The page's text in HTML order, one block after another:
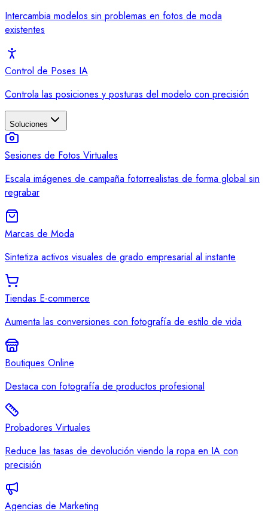
Intercambia modelos sin problemas en fotos de moda
existentes
Control de Poses IA
Controla las posiciones y posturas del modelo con precisión
Soluciones
Sesiones de Fotos Virtuales
Escala imágenes de campaña fotorrealistas de forma global sin
regrabar
Marcas de Moda
Sintetiza activos visuales de grado empresarial al instante
Tiendas E-commerce
Aumenta las conversiones con fotografía de estilo de vida
Boutiques Online
Destaca con fotografía de productos profesional
Probadores Virtuales
Reduce las tasas de devolución viendo la ropa en IA con
precisión
Agencias de Marketing